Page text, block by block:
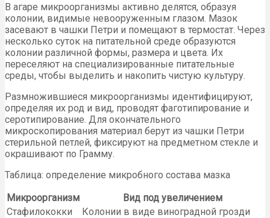
В агаре микроорганизмы активно делятся, образуя
колонии, видимые невооруженным глазом. Мазок
засевают в чашки Петри и помещают в термостат. Через
несколько суток на питательной среде образуются
колонии различной формы, размера и цвета. Их
переселяют на специализированные питательные
среды, чтобы выделить и накопить чистую культуру.
Размножившиеся микроорганизмы идентифицируют,
определяя их род и вид, проводят фаготипирование и
серотипирование. Для окончательного
микроскопирования материал берут из чашки Петри
стерильной петлей, фиксируют на предметном стекле и
окрашивают по Грамму.
Таблица: определение микробного состава мазка
Микроорганизм
Вид под увеличением
Стафилококки
Колонии в виде виноградной грозди